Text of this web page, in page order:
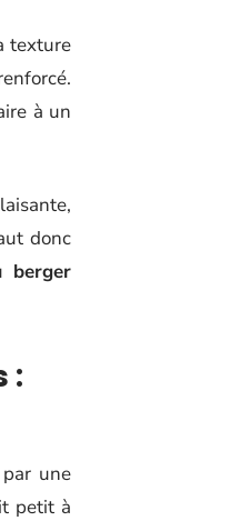
texture
à un
donc
berger
:
une
petit à